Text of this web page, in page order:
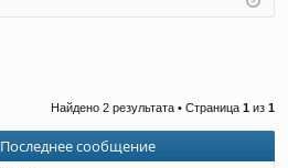
тр
Найдено 2 результата • Страница 1 из 1
Последнее сообщение